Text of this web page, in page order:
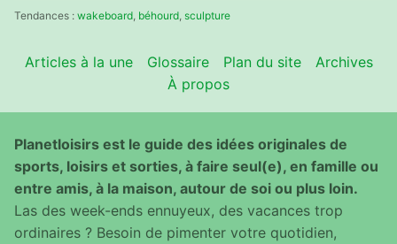
:Tendances : wakeboard béhourd sculpture
Articles à la une Glossaire Plan du site
Archives
À propos
Planetloisirs est le guide des idées originales de
sports, loisirs et sorties, à faire seul(e), en famille ou
entre amis, à la maison, autour de soi ou plus loin.
Las des week-ends ennuyeux, des vacances trop
ordinaires ? Besoin de pimenter votre quotidien,